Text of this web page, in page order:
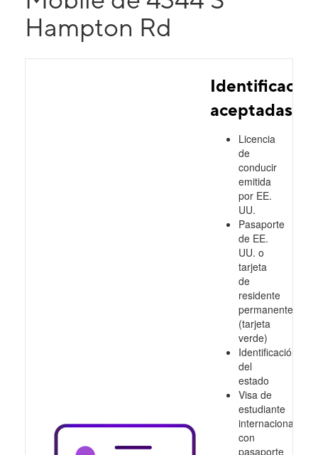
Hampton Rd
aceptadas
Licencia
de
conducir
emitida
por EE.
UU.
Pasaporte
de EE.
UU. o
tarjeta
de
residente
permanente
(tarjeta
verde)
Identificación
del
estado
Visa de
estudiante
internacional
con
pasaporte